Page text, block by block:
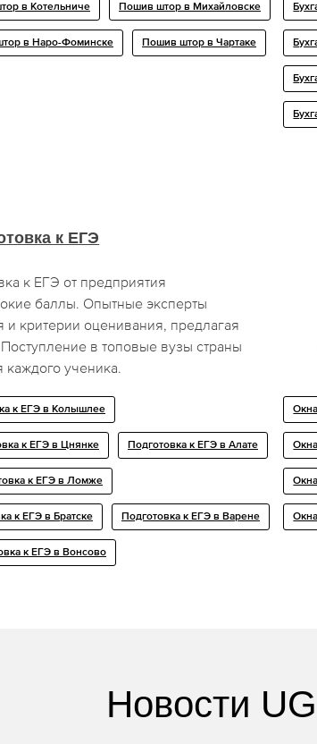
в Котельниче Пошив штор в Михайловске
в Наро-Фоминске Пошив штор в Чартаке
к ЕГЭ
к ЕГЭ от предприятия
баллы. Опытные эксперты
критерии оценивания, предлагая
в топовые вузы страны
каждого ученика.
к ЕГЭ в Колышлее
к ЕГЭ в Цнянке Подготовка к ЕГЭ в Алате
к ЕГЭ в Ломже
к ЕГЭ в Братске Подготовка к ЕГЭ в Варене
к ЕГЭ в Вонсово
Новости